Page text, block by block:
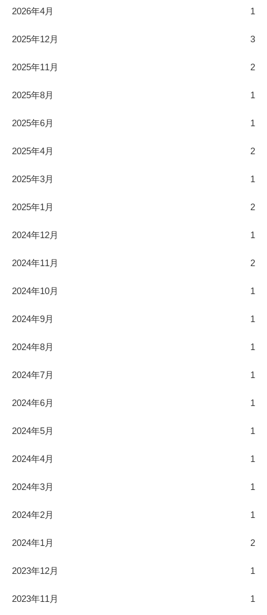
2026年4月 1
2025年12月 3
2025年11月 2
2025年8月 1
2025年6月 1
2025年4月 2
2025年3月 1
2025年1月 2
2024年12月 1
2024年11月 2
2024年10月 1
2024年9月 1
2024年8月 1
2024年7月 1
2024年6月 1
2024年5月 1
2024年4月 1
2024年3月 1
2024年2月 1
2024年1月 2
2023年12月 1
2023年11月 1